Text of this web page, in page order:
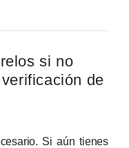
si no
de
Si aún tienes